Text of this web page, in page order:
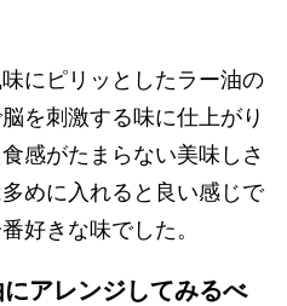
にピリッとしたラー油の
を刺激する味に仕上がり
感がたまらない美味しさ
めに入れると良い感じで
好きな味でした。
アレンジしてみるべ